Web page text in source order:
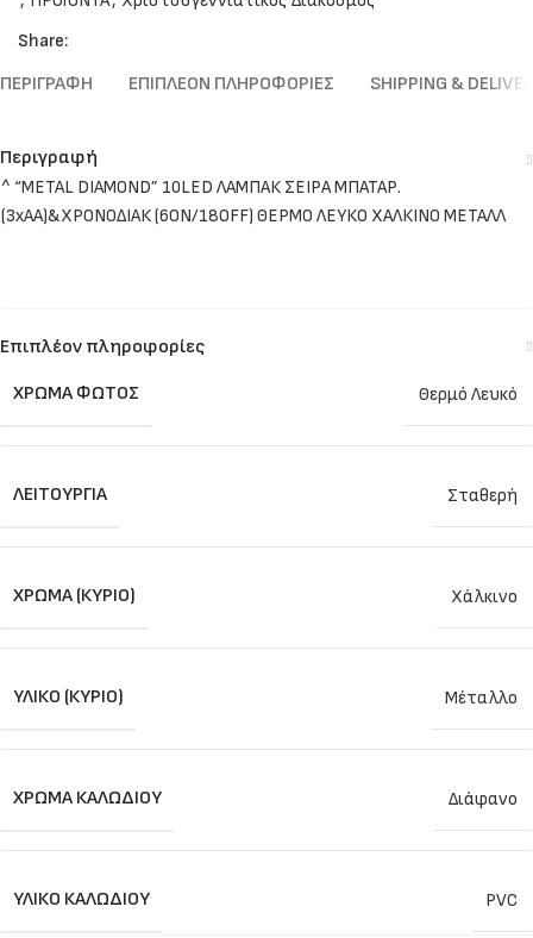
Share:
ΠΕΡΙΓΡΑΦΉ
ΕΠΙΠΛΈΟΝ ΠΛΗΡΟΦΟΡΊΕΣ SHIPPING &
Περιγραφή
^ “METAL DIAMOND” 10LED ΛΑΜΠΑΚ ΣΕΙΡΑ ΜΠΑΤΑΡ.
(3xAA)&ΧΡΟΝΟΔΙΑΚ (6ΟΝ/18OFF) ΘΕΡΜΟ ΛΕΥΚΟ ΧΑΛΚΙΝΟ ΜΕΤΑΛΛ
Επιπλέον πληροφορίες
ΧΡΏΜΑ ΦΩΤΌΣ Θερμό Λευκό
ΛΕΙΤΟΥΡΓΊΑ Σταθερή
ΧΡΏΜΑ (ΚΎΡΙΟ) Χάλκινο
ΥΛΙΚΌ (ΚΎΡΙΟ) Μέταλλο
ΧΡΏΜΑ ΚΑΛΩΔΊΟΥ Διάφανο
ΥΛΙΚΌ ΚΑΛΩΔΊΟΥ PVC